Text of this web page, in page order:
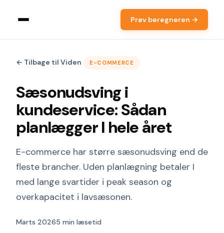
Prøv beregneren →
← Tilbage til Viden E-COMMERCE
Sæsonudsving i
kundeservice: Sådan
planlægger I hele året
E-commerce har større sæsonudsving end de
fleste brancher. Uden planlægning betaler I
med lange svartider i peak season og
overkapacitet i lavsæsonen.
Marts 20265 min læsetid